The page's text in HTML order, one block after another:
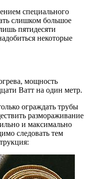
специального
слишком большое
пятидесяти
некоторые
мощность
Ватт на один метр.
ограждать трубы
размораживание
и максимально
следовать тем